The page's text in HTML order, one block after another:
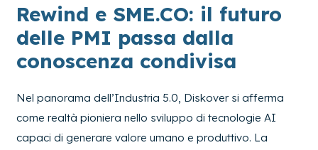
Rewind e SME.CO: il futuro
delle PMI passa dalla
conoscenza condivisa
Nel panorama dell’Industria 5.0, Diskover si afferma
come realtà pioniera nello sviluppo di tecnologie AI
capaci di generare valore umano e produttivo. La